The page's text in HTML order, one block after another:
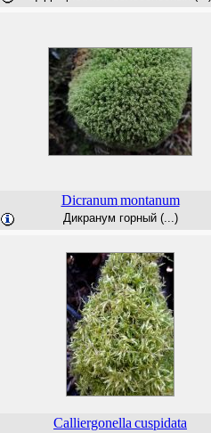
Dicranum montanum
Дикранум горный (...)
Calliergonella cuspidata